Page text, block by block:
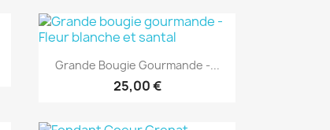
Aperçu rapide
Grande Bougie Gourmande -...
25,00 €